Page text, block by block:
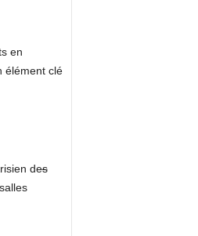
en
élément clé
des